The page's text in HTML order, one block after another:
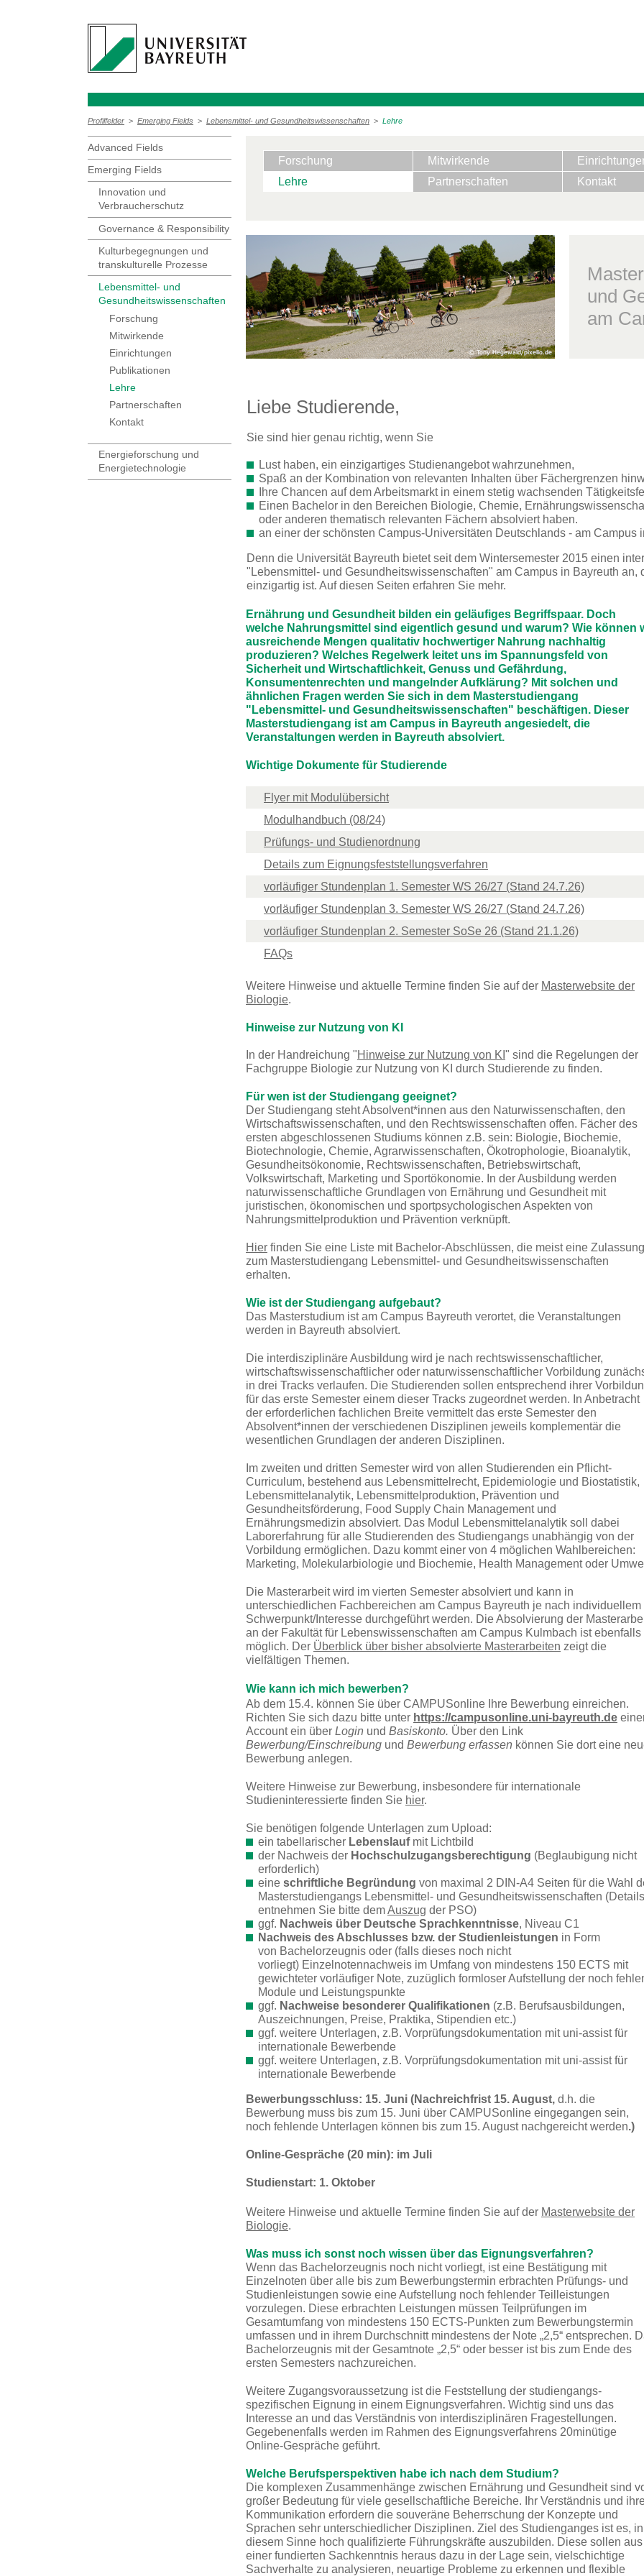
Profilfelder > Emerging Fields > Lebensmittel- und Gesundheitswissenschaften > Lehre
Advanced Fields
Emerging Fields
Innovation und
Verbraucherschutz
Governance & Responsibility
Kulturbegegnungen und
transkulturelle Prozesse
Lebensmittel- und
Gesundheitswissenschaften
Forschung
Mitwirkende
Einrichtungen
Publikationen
Lehre
Partnerschaften
Kontakt
Energieforschung und
Energietechnologie
Forschung Mitwirkende
Lehre
Partnerschaften Kontakt
und
am
Liebe Studierende,
Sie sind hier genau richtig, wenn Sie
Lust haben, ein einzigartiges Studienangebot wahrzunehmen,
Spaß an der Kombination von relevanten Inhalten über Fächergrenzen
Ihre Chancen auf dem Arbeitsmarkt in einem stetig wachsenden
Einen Bachelor in den Bereichen Biologie, Chemie,
oder anderen thematisch relevanten Fächern absolviert haben.
an einer der schönsten Campus-Universitäten Deutschlands - am Campus
Denn die Universität Bayreuth bietet seit dem Wintersemester 2015 einen
"Lebensmittel- und Gesundheitswissenschaften" am Campus in Bayreuth an,
einzigartig ist. Auf diesen Seiten erfahren Sie mehr.
Ernährung und Gesundheit bilden ein geläufiges Begriffspaar. Doch
welche Nahrungsmittel sind eigentlich gesund und warum? Wie können
ausreichende Mengen qualitativ hochwertiger Nahrung nachhaltig
produzieren? Welches Regelwerk leitet uns im Spannungsfeld von
Sicherheit und Wirtschaftlichkeit, Genuss und Gefährdung,
Konsumentenrechten und mangelnder Aufklärung? Mit solchen und
ähnlichen Fragen werden Sie sich in dem Masterstudiengang
"Lebensmittel- und Gesundheitswissenschaften" beschäftigen. Dieser
Masterstudiengang ist am Campus in Bayreuth angesiedelt, die
Veranstaltungen werden in Bayreuth absolviert.
Wichtige Dokumente für Studierende
Flyer mit Modulübersicht
Modulhandbuch (08/24)
Prüfungs- und Studienordnung
Details zum Eignungsfeststellungsverfahren
vorläufiger Stundenplan 1. Semester WS 26/27 (Stand 24.7.26)
vorläufiger Stundenplan 3. Semester WS 26/27 (Stand 24.7.26)
vorläufiger Stundenplan 2. Semester SoSe 26 (Stand 21.1.26)
FAQs
Weitere Hinweise und aktuelle Termine finden Sie auf der Masterwebsite der
Biologie.
Hinweise zur Nutzung von KI
In der Handreichung "Hinweise zur Nutzung von KI " sind die Regelungen der
Fachgruppe Biologie zur Nutzung von KI durch Studierende zu finden.
Für wen ist der Studiengang geeignet?
Der Studiengang steht Absolvent*innen aus den Naturwissenschaften, den
Wirtschaftswissenschaften, und den Rechtswissenschaften offen. Fächer des
ersten abgeschlossenen Studiums können z.B. sein: Biologie, Biochemie,
Biotechnologie, Chemie, Agrarwissenschaften, Ökotrophologie, Bioanalytik,
Gesundheitsökonomie, Rechtswissenschaften, Betriebswirtschaft,
Volkswirtschaft, Marketing und Sportökonomie. In der Ausbildung werden
naturwissenschaftliche Grundlagen von Ernährung und Gesundheit mit
juristischen, ökonomischen und sportpsychologischen Aspekten von
Nahrungsmittelproduktion und Prävention verknüpft.
Hier finden Sie eine Liste mit Bachelor-Abschlüssen, die meist eine Zulassung
zum Masterstudiengang Lebensmittel- und Gesundheitswissenschaften
erhalten.
Wie ist der Studiengang aufgebaut?
Das Masterstudium ist am Campus Bayreuth verortet, die Veranstaltungen
werden in Bayreuth absolviert.
Die interdisziplinäre Ausbildung wird je nach rechtswissenschaftlicher,
wirtschaftswissenschaftlicher oder naturwissenschaftlicher Vorbildung
in drei Tracks verlaufen. Die Studierenden sollen entsprechend ihrer
für das erste Semester einem dieser Tracks zugeordnet werden. In Anbetracht
der erforderlichen fachlichen Breite vermittelt das erste Semester den
Absolvent*innen der verschiedenen Disziplinen jeweils komplementär die
wesentlichen Grundlagen der anderen Disziplinen.
Im zweiten und dritten Semester wird von allen Studierenden ein Pflicht-
Curriculum, bestehend aus Lebensmittelrecht, Epidemiologie und Biostatistik,
Lebensmittelanalytik, Lebensmittelproduktion, Prävention und
Gesundheitsförderung, Food Supply Chain Management und
Ernährungsmedizin absolviert. Das Modul Lebensmittelanalytik soll dabei
Laborerfahrung für alle Studierenden des Studiengangs unabhängig von der
Vorbildung ermöglichen. Dazu kommt einer von 4 möglichen Wahlbereichen:
Marketing, Molekularbiologie und Biochemie, Health Management oder
Die Masterarbeit wird im vierten Semester absolviert und kann in
unterschiedlichen Fachbereichen am Campus Bayreuth je nach individuellem
Schwerpunkt/Interesse durchgeführt werden. Die Absolvierung der
an der Fakultät für Lebenswissenschaften am Campus Kulmbach ist ebenfalls
möglich. Der Überblick über bisher absolvierte Masterarbeiten zeigt die
vielfältigen Themen.
Wie kann ich mich bewerben?
Ab dem 15.4. können Sie über CAMPUSonline Ihre Bewerbung einreichen.
Richten Sie sich dazu bitte unter https://campusonline.uni-bayreuth.de
Account ein über Login und Basiskonto. Über den Link
Bewerbung/Einschreibung und Bewerbung erfassen können Sie dort eine
Bewerbung anlegen.
Weitere Hinweise zur Bewerbung, insbesondere für internationale
Studieninteressierte finden Sie hier.
Sie benötigen folgende Unterlagen zum Upload:
​ein tabellarischer Lebenslaufmit Lichtbild
der Nachweis der Hochschulzugangsberechtigung (Beglaubigung nicht
erforderlich)
eine schriftliche Begründung von maximal 2 DIN-A4 Seiten für die Wahl
Masterstudiengangs Lebensmittel- und Gesundheitswissenschaften (Details
entnehmen Sie bitte demAuszug der PSO)
ggf. Nachweis über Deutsche Sprachkenntnisse, Niveau C1
Nachweis des Abschlusses bzw. der Studienleistungen in Form
von Bachelorzeugnis oder (falls dieses noch nicht
vorliegt) Einzelnotennachweis im Umfang von mindestens 150 ECTS mit
gewichteter vorläufiger Note, zuzüglich formloser Aufstellung der noch
Module und Leistungspunkte
ggf. Nachweise besonderer Qualifikationen (z.B. Berufsausbildungen,
Auszeichnungen, Preise, Praktika, Stipendien etc.)
ggf. weitere Unterlagen, z.B. Vorprüfungsdokumentation mit uni-assist für
internationale Bewerbende
ggf. weitere Unterlagen, z.B. Vorprüfungsdokumentation mit uni-assist für
internationale Bewerbende
Bewerbungsschluss: 15. Juni (Nachreichfrist 15. August, d.h. die
Bewerbung muss bis zum 15. Juni über CAMPUSonline eingegangen sein,
noch fehlende Unterlagen können bis zum 15. August nachgereicht werden.)
Online-Gespräche (20 min): im Juli
Studienstart: 1. Oktober
Weitere Hinweise und aktuelle Termine finden Sie auf der Masterwebsite der
Biologie.
Was muss ich sonst noch wissen über das Eignungsverfahren?
Wenn das Bachelorzeugnis noch nicht vorliegt, ist eine Bestätigung mit
Einzelnoten über alle bis zum Bewerbungstermin erbrachten Prüfungs- und
Studienleistungen sowie eine Aufstellung noch fehlender Teilleistungen
vorzulegen. Diese erbrachten Leistungen müssen Teilprüfungen im
Gesamtumfang von mindestens 150 ECTS-Punkten zum Bewerbungstermin
umfassen und in ihrem Durchschnitt mindestens der Note „2,5“ entsprechen.
Bachelorzeugnis mit der Gesamtnote „2,5“ oder besser ist bis zum Ende des
ersten Semesters nachzureichen.
Weitere Zugangsvoraussetzung ist die Feststellung der studiengangs-
spezifischen Eignung in einem Eignungsverfahren. Wichtig sind uns das
Interesse an und das Verständnis von interdisziplinären Fragestellungen.
Gegebenenfalls werden im Rahmen des Eignungsverfahrens 20minütige
Online-Gespräche geführt.
Welche Berufsperspektiven habe ich nach dem Studium?
Die komplexen Zusammenhänge zwischen Ernährung und Gesundheit sind
großer Bedeutung für viele gesellschaftliche Bereiche. Ihr Verständnis und
Kommunikation erfordern die souveräne Beherrschung der Konzepte und
Sprachen sehr unterschiedlicher Disziplinen. Ziel des Studienganges ist es, in
diesem Sinne hoch qualifizierte Führungskräfte auszubilden. Diese sollen aus
einer fundierten Sachkenntnis heraus dazu in der Lage sein, vielschichtige
Sachverhalte zu analysieren, neuartige Probleme zu erkennen und flexible